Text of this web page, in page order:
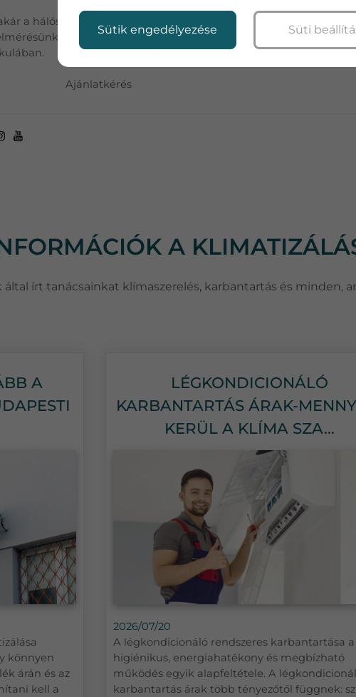
a hálószobába, akár a lakás bármely pontjára, csapatunk
és ajánlatunkat a legjobb klíma modellekre, amelyek
Ajánlatkérés
A
által írt tanácsainkat klímaszerelés, karbantartás és minden,
A
könnyen
árán és az
kell a
LÉGKONDICIONÁLÓ
KARBANTARTÁS ÁRAK-
KERÜL A KLÍMA SZA...
2026/07/20
A légkondicionáló rendszeres karbantartása a
higiénikus, energiahatékony és megbízható
működés egyik alapfeltétele. A
karbantartás árak több tényezőtől függnek:
Sütik engedélyezése Süti